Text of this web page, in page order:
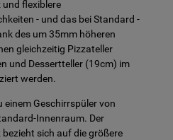
und flexiblere
- und das bei Standard -
des um 35mm höheren
gleichzeitig Pizzateller
und Dessertteller (19cm) im
werden.
einem Geschirrspüler von
Innenraum. Der
sich auf die größere